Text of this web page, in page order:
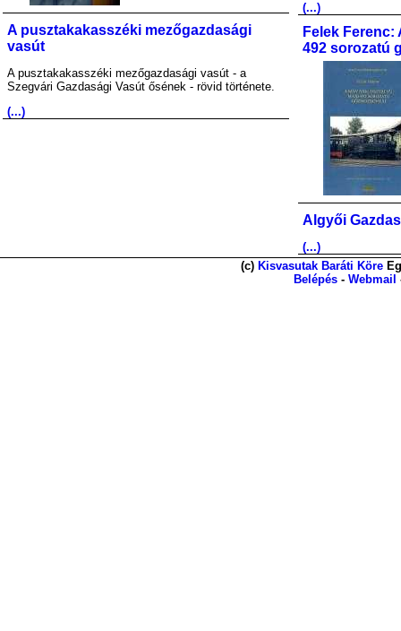
A pusztakakasszéki mezőgazdasági
vasút
A pusztakakasszéki mezőgazdasági vasút - a
Szegvári Gazdasági Vasút ősének - rövid története.
(...)
(...)
Felek Ferenc:
492 sorozatú
Algyői
(...)
(c) Kisvasutak Baráti Köre
Belépés - Webmail